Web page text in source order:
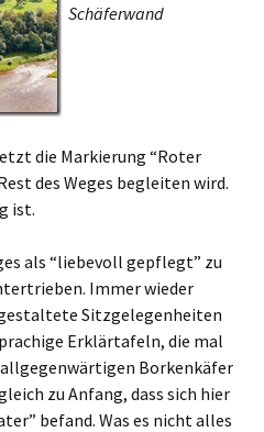
Schäferwand
die Markierung “Roter
des Weges begleiten wird.
ist.
als “liebevoll gepflegt” zu
Immer wieder
Sitzgelegenheiten
Erklärtafeln, die mal
Borkenkäfer
zu Anfang, dass sich hier
befand. Was es nicht alles